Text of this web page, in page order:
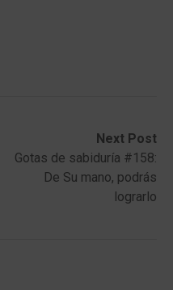
Next Post
Gotas de sabiduría #158:
De Su mano, podrás
lograrlo